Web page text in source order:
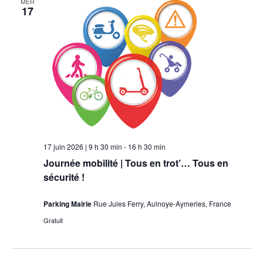
17
Journée mobilité | Tous en trot’… Tous en
sécurité !
17 juin 2026 | 9 h 30 min - 16 h 30 min
Parking Mairie Rue Jules Ferry, Aulnoye-Aymeries, France
Gratuit